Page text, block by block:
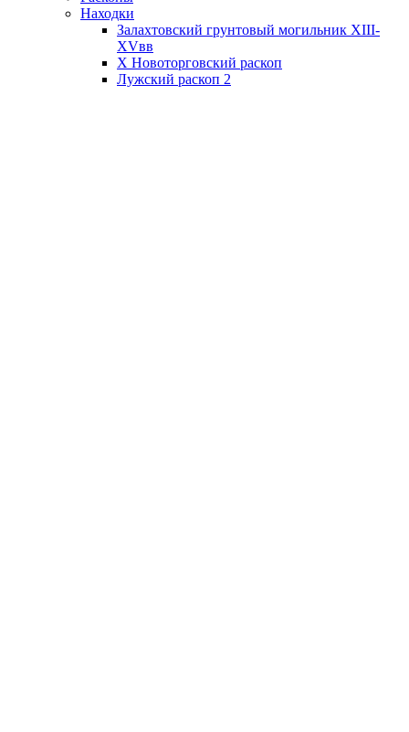
Находки
Залахтовский грунтовый могильник XIII-
XVвв
X Новоторговский раскоп
Лужский раскоп 2